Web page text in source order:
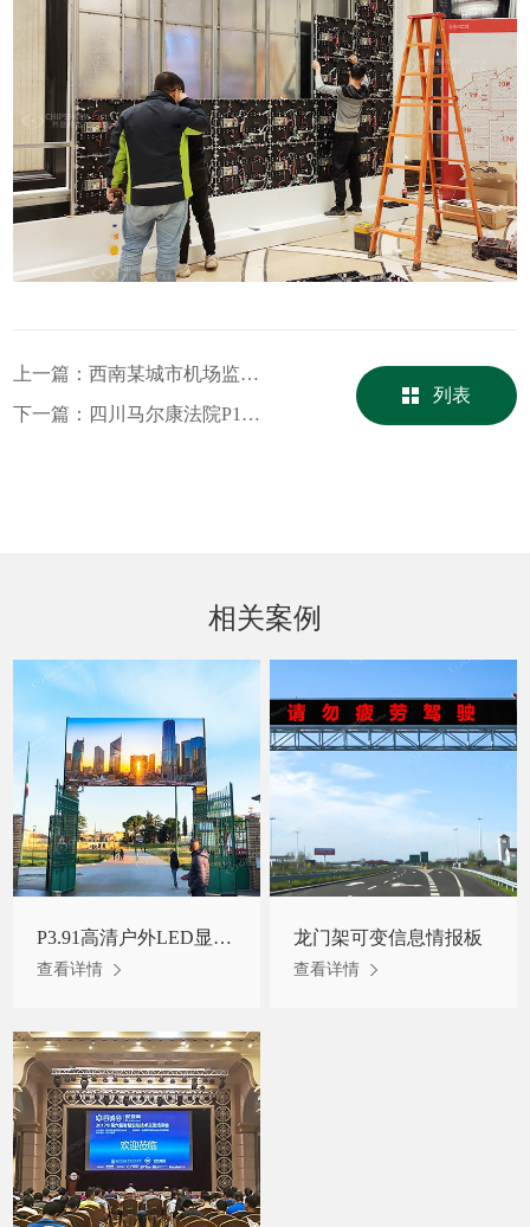
上一篇：西南某城市机场监控中心P1.58小间距室内屏
下一篇： 四川马尔康法院P1.5节能共阴小间距智慧显示
列表
相关案例
P3.91高清户外LED显示屏租赁屏意大利某公园门口项目
查看详情
龙门架可变信息情报板
查看详情